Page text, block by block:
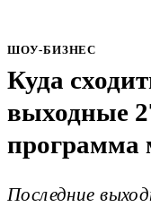
ШОУ-БИЗНЕС
Куда
выходные
программа
Последние